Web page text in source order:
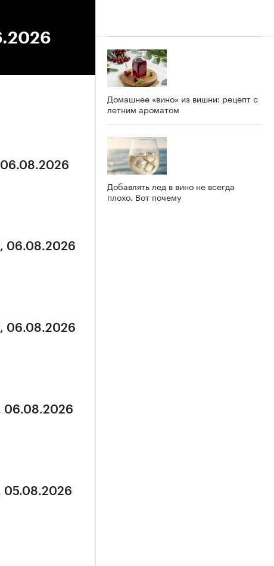
06.08.2026
06.08.2026
06.08.2026
06.08.2026
05.08.2026
Домашнее «вино» из вишни: рецепт с
летним ароматом
Добавлять лед в вино не всегда
плохо. Вот почему